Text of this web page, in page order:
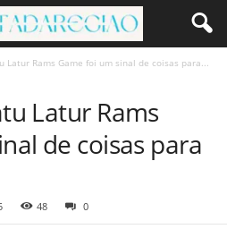
Latur Rams Game foi um sinal de coisas para...
Latur Rams
de coisas para
48 0